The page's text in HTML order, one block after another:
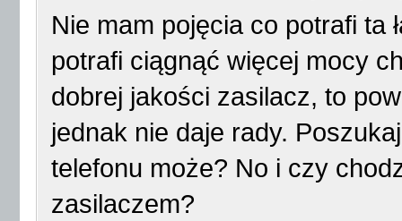
Nie mam pojęcia co potrafi ta
potrafi ciągnąć więcej mocy
dobrej jakości zasilacz, to
jednak nie daje rady.
telefonu może? No i czy
zasilaczem?